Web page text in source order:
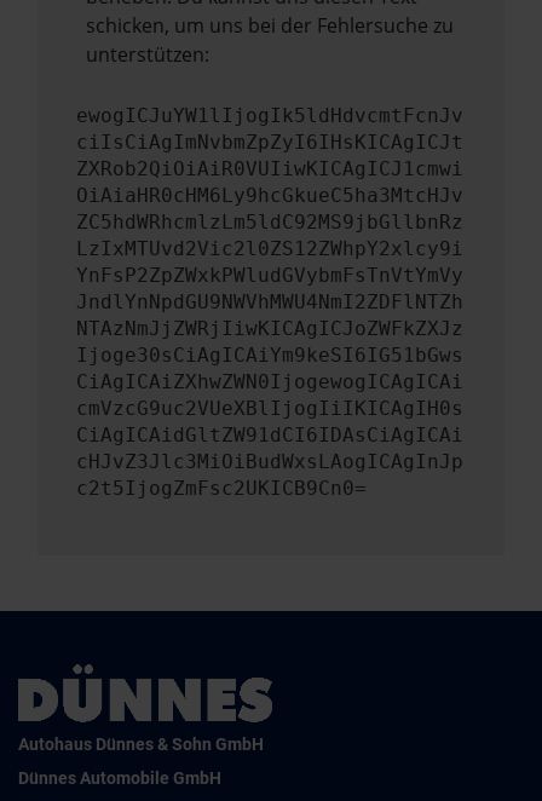
schicken, um uns bei der Fehlersuche zu
unterstützen:
ewogICJuYW1lIjogIk5ldHdvcmtFcnJv
ciIsCiAgImNvbmZpZyI6IHsKICAgICJt
ZXRob2QiOiAiR0VUIiwKICAgICJ1cmwi
OiAiaHR0cHM6Ly9hcGkueC5ha3MtcHJv
ZC5hdWRhcmlzLm5ldC92MS9jbGllbnRz
LzIxMTUvd2Vic2l0ZS12ZWhpY2xlcy9i
YnFsP2ZpZWxkPWludGVybmFsTnVtYmVy
JndlYnNpdGU9NWVhMWU4NmI2ZDFlNTZh
NTAzNmJjZWRjIiwKICAgICJoZWFkZXJz
Ijoge30sCiAgICAiYm9keSI6IG51bGws
CiAgICAiZXhwZWN0IjogewogICAgICAi
cmVzcG9uc2VUeXBlIjogIiIKICAgIH0s
CiAgICAidGltZW91dCI6IDAsCiAgICAi
cHJvZ3Jlc3MiOiBudWxsLAogICAgInJp
c2t5IjogZmFsc2UKICB9Cn0=
Autohaus Dünnes & Sohn GmbH
Dünnes Automobile GmbH